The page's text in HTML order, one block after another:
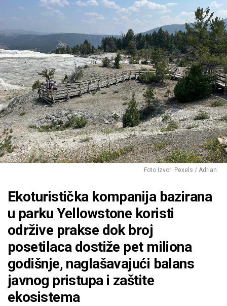
Foto Izvor: Pexels / Adrian
Ekoturistička kompanija bazirana
u parku Yellowstone koristi
održive prakse dok broj
posetilaca dostiže pet miliona
godišnje, naglašavajući balans
javnog pristupa i zaštite
ekosistema